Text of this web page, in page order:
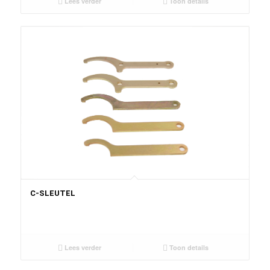
C-SLEUTEL
Lees verder Toon details